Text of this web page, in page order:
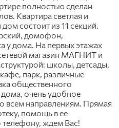
полностью сделан
Квартира светлая и
состоит из 11 секций.
домофон,
у дома. На первых этажах
магазин МАГНИТ и
школы, детсады,
парк, различные
общественного
дома, очень удобное
всем направлениям. Прямая
помощь в ее
ждем Вас!